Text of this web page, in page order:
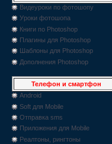
Видеуроки по фотошопу
Уроки фотошопа
Книги по Photoshop
Плагины для Photoshop
Шаблоны для Photoshop
Дополнения Photoshop
Телефон и смартфон
Android
Soft для Mobile
Отправка sms
Приложения для Mobile
Реалтоны, рингтоны